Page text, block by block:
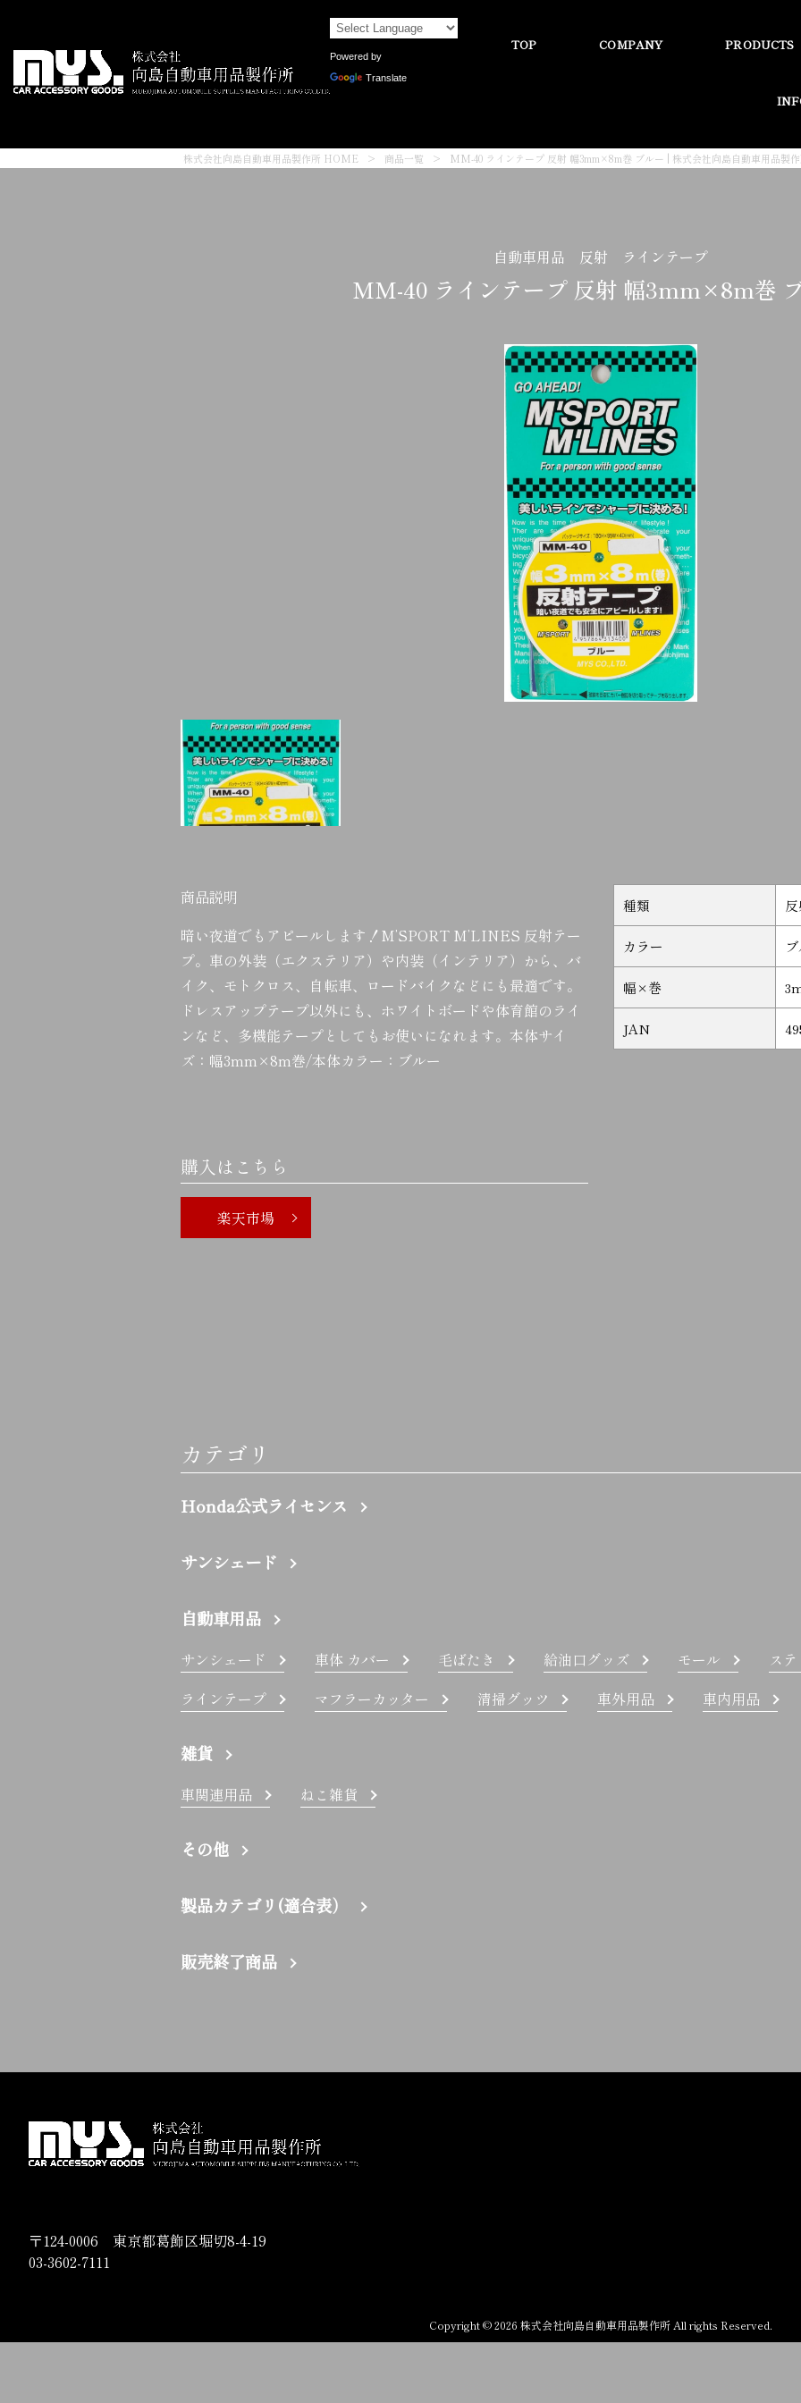
Powered by
Translate
TOP COMPANY PRODUCTS
株式会社向島自動車用品製作所 HOME > 商品一覧 > MM-40 ラインテープ 反射 幅3mm×8m巻 ブルー | 株式会社向島自動車用品製
自動車用品 反射 ラインテープ
MM-40 ラインテープ 反射 幅3mm×8m巻
商品説明
暗い夜道でもアピールします！M’SPORT M’LINES 反射テー
プ。車の外装（エクステリア）や内装（インテリア）から、バ
イク、モトクロス、自転車、ロードバイクなどにも最適です。
ドレスアップテープ以外にも、ホワイトボードや体育館のライ
ンなど、多機能テープとしてもお使いになれます。本体サイ
ズ：幅3mm×8m巻/本体カラー：ブルー
種類
カラー
幅×巻
JAN
購入はこちら
楽天市場
カテゴリ
Honda公式ライセンス
サンシェード
自動車用品
サンシェード 車体 カバー 毛ばたき 給油口グッズ モール
ス
ラインテープ
マフラーカッター 清掃グッツ 車外用品 車内用品
雑貨
車関連用品 ねこ雑貨
その他
製品カテゴリ(適合表）
販売終了商品
〒124-0006 東京都葛飾区堀切8-4-19
03-3602-7111
Copyright © 2026 株式会社向島自動車用品製作所 All rights Reserved.